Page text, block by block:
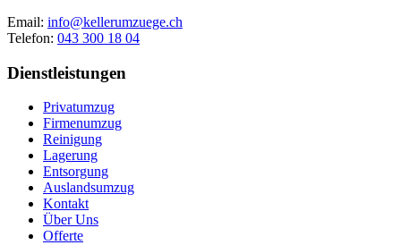
Email: info@kellerumzuege.ch
Telefon: 043 300 18 04
Dienstleistungen
Privatumzug
Firmenumzug
Reinigung
Lagerung
Entsorgung
Auslandsumzug
Kontakt
Über Uns
Offerte